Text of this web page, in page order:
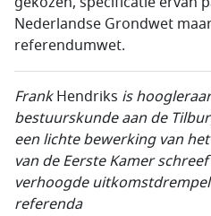
Nederlandse Grondwet
referendumwet.
FrankHendriks is
bestuurskunde aan de
een lichte bewerking van
van de Eerste Kamer
verhoogde
referenda